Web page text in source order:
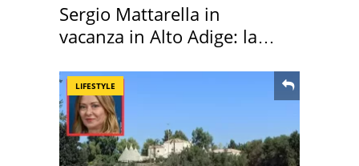
Sergio Mattarella in
vacanza in Alto Adige: la
LIFESTYLE